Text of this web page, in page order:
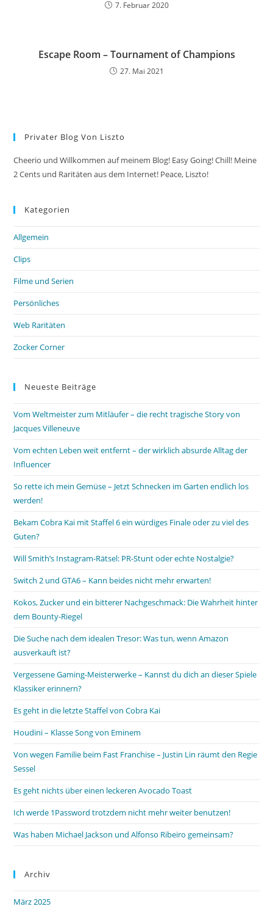
7. Februar 2020
Escape Room – Tournament of Champions
27. Mai 2021
Privater Blog Von Liszto
Cheerio und Willkommen auf meinem Blog! Easy Going! Chill! Meine
2 Cents und Raritäten aus dem Internet! Peace, Liszto!
Kategorien
Allgemein
Clips
Filme und Serien
Persönliches
Web Raritäten
Zocker Corner
Neueste Beiträge
Vom Weltmeister zum Mitläufer – die recht tragische Story von
Jacques Villeneuve
Vom echten Leben weit entfernt – der wirklich absurde Alltag der
Influencer
So rette ich mein Gemüse – Jetzt Schnecken im Garten endlich los
werden!
Bekam Cobra Kai mit Staffel 6 ein würdiges Finale oder zu viel des
Guten?
Will Smith’s Instagram-Rätsel: PR-Stunt oder echte Nostalgie?
Switch 2 und GTA6 – Kann beides nicht mehr erwarten!
Kokos, Zucker und ein bitterer Nachgeschmack: Die Wahrheit hinter
dem Bounty-Riegel
Die Suche nach dem idealen Tresor: Was tun, wenn Amazon
ausverkauft ist?
Vergessene Gaming-Meisterwerke – Kannst du dich an dieser Spiele
Klassiker erinnern?
Es geht in die letzte Staffel von Cobra Kai
Houdini – Klasse Song von Eminem
Von wegen Familie beim Fast Franchise – Justin Lin räumt den Regie
Sessel
Es geht nichts über einen leckeren Avocado Toast
Ich werde 1Password trotzdem nicht mehr weiter benutzen!
Was haben Michael Jackson und Alfonso Ribeiro gemeinsam?
Archiv
März 2025